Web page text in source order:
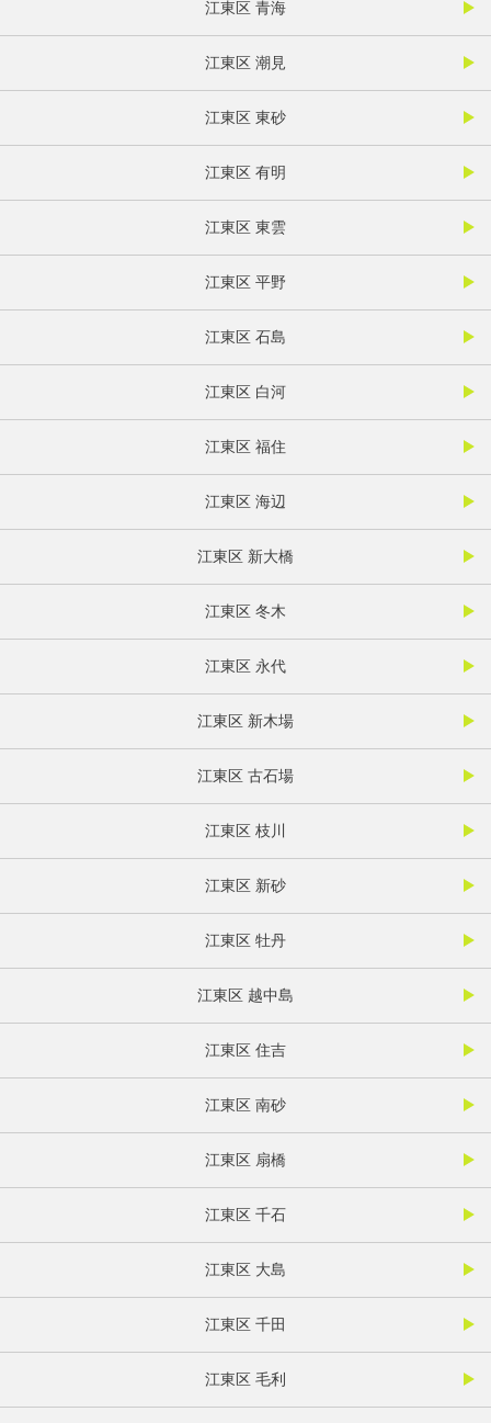
江東区 青海
江東区 潮見
江東区 東砂
江東区 有明
江東区 東雲
江東区 平野
江東区 石島
江東区 白河
江東区 福住
江東区 海辺
江東区 新大橋
江東区 冬木
江東区 永代
江東区 新木場
江東区 古石場
江東区 枝川
江東区 新砂
江東区 牡丹
江東区 越中島
江東区 住吉
江東区 南砂
江東区 扇橋
江東区 千石
江東区 大島
江東区 千田
江東区 毛利